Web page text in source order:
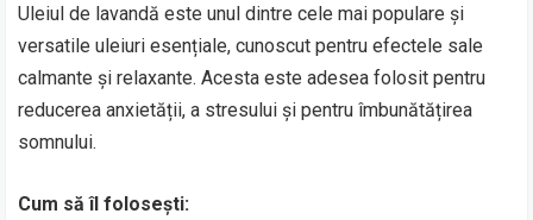
Uleiul de lavandă este unul dintre cele mai populare și
versatile uleiuri esențiale, cunoscut pentru efectele sale
calmante și relaxante. Acesta este adesea folosit pentru
reducerea anxietății, a stresului și pentru îmbunătățirea
somnului.
Cum să îl folosești: